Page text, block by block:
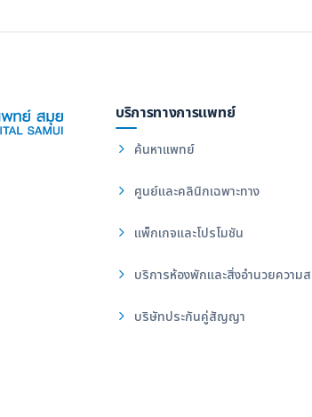
บริการทางการแพทย์
ค้นหาแพทย์
ศูนย์และคลินิกเฉพาะทาง
แพ็กเกจและโปรโมชัน
บริการห้องพักและสิ่งอำนวยความ
บริษัทประกันคู่สัญญา